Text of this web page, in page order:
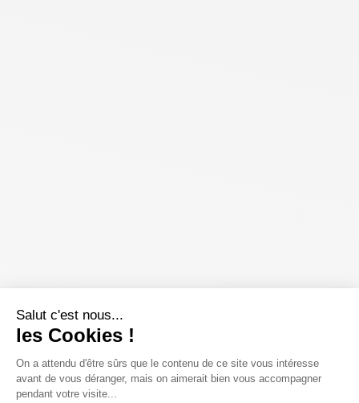
Salut c'est nous...
les Cookies !
On a attendu d'être sûrs que le contenu de ce site vous intéresse
avant de vous déranger, mais on aimerait bien vous accompagner
pendant votre visite...